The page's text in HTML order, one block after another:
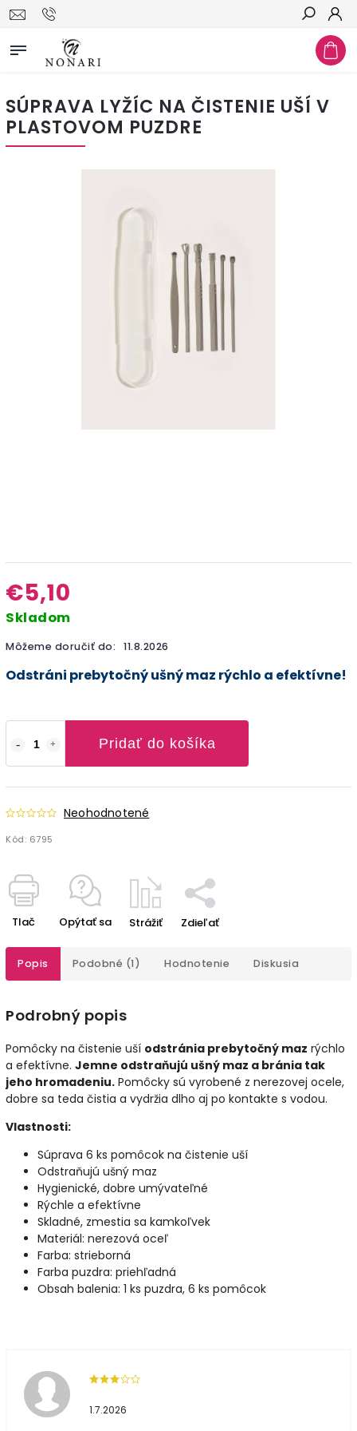
Hľadať
SÚPRAVA LYŽÍC NA ČISTENIE UŠÍ V
PLASTOVOM PUZDRE
€5,10
Skladom
Môžeme doručiť do: 11.8.2026
Pridať do košíka
Neohodnotené
Kód: 6795
Odstráni prebytočný ušný maz rýchlo a efektívne!
Tlač Opýtať sa Strážiť Zdieľať
Popis Podobné (1) Hodnotenie Diskusia
Podrobný popis
Pomôcky na čistenie uší odstránia prebytočný maz rýchlo
a efektívne. Jemne odstraňujú ušný maz a bránia tak
jeho hromadeniu. Pomôcky sú vyrobené z nerezovej ocele,
dobre sa teda čistia a vydržia dlho aj po kontakte s vodou.
Vlastnosti:
Súprava 6 ks pomôcok na čistenie uší
Odstraňujú ušný maz
Hygienické, dobre umývateľné
Rýchle a efektívne
Skladné, zmestia sa kamkoľvek
Materiál: nerezová oceľ
Farba: strieborná
Farba puzdra: priehľadná
Obsah balenia: 1 ks puzdra, 6 ks pomôcok
1.7.2026